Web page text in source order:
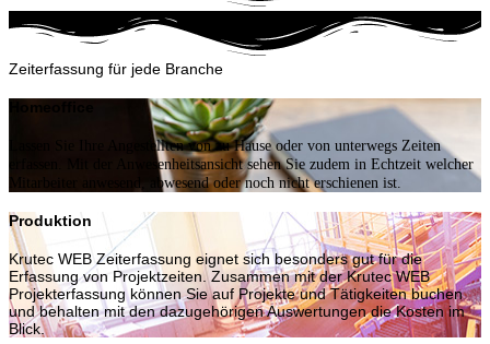
Zeiterfassung für jede Branche
Homeoffice
Lassen Sie Ihre Angestellten von zu Hause oder von unterwegs Zeiten
erfassen. Mit der Anwesenheitsansicht sehen Sie zudem in Echtzeit welcher
Mitarbeiter anwesend, abwesend oder noch nicht erschienen ist.
Produktion
Krutec WEB Zeiterfassung eignet sich besonders gut für die
Erfassung von Projektzeiten. Zusammen mit der Krutec WEB
Projekterfassung können Sie auf Projekte und Tätigkeiten buchen
und behalten mit den dazugehörigen Auswertungen die Kosten im
Blick.